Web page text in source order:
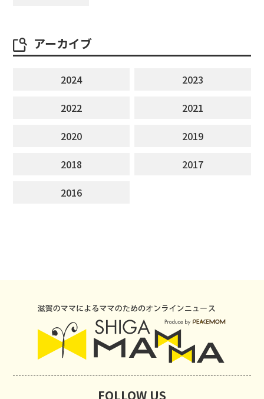
アーカイブ
2024
2023
2022
2021
2020
2019
2018
2017
2016
FOLLOW US